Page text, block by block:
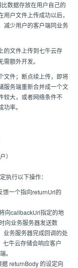
数据存放在用户自己的
户文件上传成功以后，
减少用户的客户端同业务
的文件上传到七牛云存
需额外开发。
文件；断点续上传，即将
服务端重新合并成一个文
较大，或者网络条件不
率。
）
执行以下操作：
馈一个指向returnUrl的
向callbackUrl指定的地
向业务服务器发送数
业务服务器完成回调的处
牛云存储会响应客户
。
returnBody 的设定向